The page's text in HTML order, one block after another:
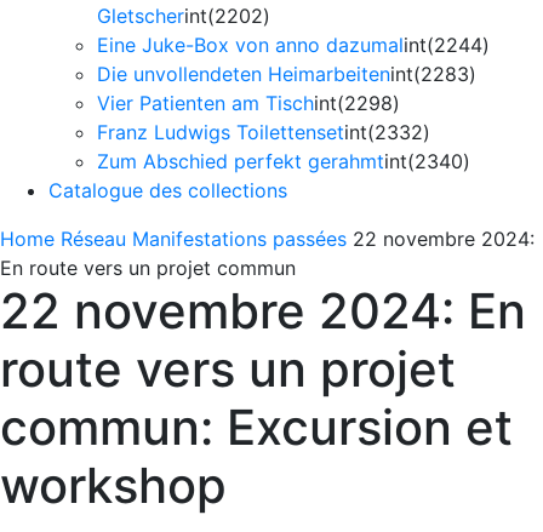
Gletscherint(2202)
Eine Juke-Box von anno dazumalint(2244)
Die unvollendeten Heimarbeitenint(2283)
Vier Patienten am Tischint(2298)
Franz Ludwigs Toilettensetint(2332)
Zum Abschied perfekt gerahmtint(2340)
Catalogue des collections
Home Réseau Manifestations passées 22 novembre 2024:
En route vers un projet commun
22 novembre 2024: En
route vers un projet
commun: Excursion et
workshop